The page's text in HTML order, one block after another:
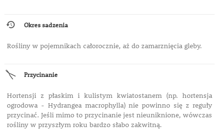
Okres sadzenia
Rośliny w pojemnikach całorocznie, aż do zamarznięcia gleby.
Przycinanie
Hortensji z płaskim i kulistym kwiatostanem (np. hortensja
ogrodowa - Hydrangea macrophylla) nie powinno się z reguły
przycinać. Jeśli mimo to przycinanie jest nieuniknione, wówczas
rośliny w przyszłym roku bardzo słabo zakwitną.